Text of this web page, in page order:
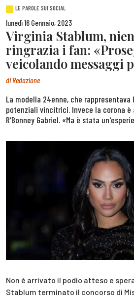
LE PAROLE SUI SOCIAL
lunedì 16 Gennaio, 2023
Virginia Stablum,
ringrazia i fan:
veicolando messaggi
diRedazione
La modella 24enne, che
potenziali vincitrici. Invece la corona è
R'Bonney Gabriel. «Ma è stata
Non è arrivato il podio atteso e
Stablum terminato il concorso di